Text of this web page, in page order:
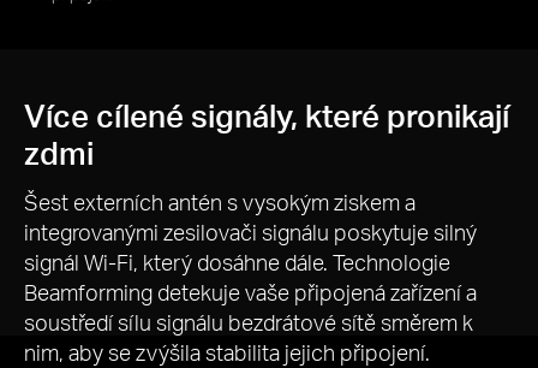
Více cílené signály, které pronikají
zdmi
Šest externích antén s vysokým ziskem a
integrovanými zesilovači signálu poskytuje silný
signál Wi-Fi, který dosáhne dále. Technologie
Beamforming detekuje vaše připojená zařízení a
soustředí sílu signálu bezdrátové sítě směrem k
nim, aby se zvýšila stabilita jejich připojení.